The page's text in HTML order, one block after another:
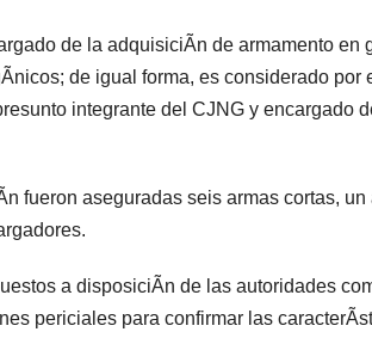
de la adquisiciÃn de armamento en
de igual forma, es considerado por
integrante del CJNG y encargado
fueron aseguradas seis armas cortas,
a disposiciÃn de las autoridades
periciales para confirmar las